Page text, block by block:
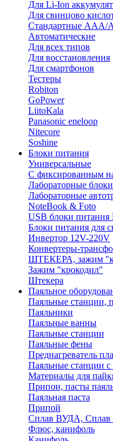
Для Li-Ion
Для свинцово
Стандартные ААА/
Автоматические
Для всех типов
Для восстановления
Для смартфонов
Тестеры
Robiton
GoPower
LiitoKala
Panasonic eneloop
Nitecore
Soshine
Блоки питания
Универсальные
C фиксированным
Лабораторные
Лабораторные
NoteBook & Foto
USB блоки
Блоки питания для
Инвертор 12V-220V
Конвертеры-
ШТЕКЕРА, зажим
Зажим "крокодил"
Штекера
Паяльное
Паяльные станции,
Паяльники
Паяльные ванны
Паяльные станции
Паяльные фены
Преднагреватель
Паяльные станции
Материалы для
Припои, пасты
Паяльная паста
Припой
Сплав ВУДА,
Флюс, канифоль